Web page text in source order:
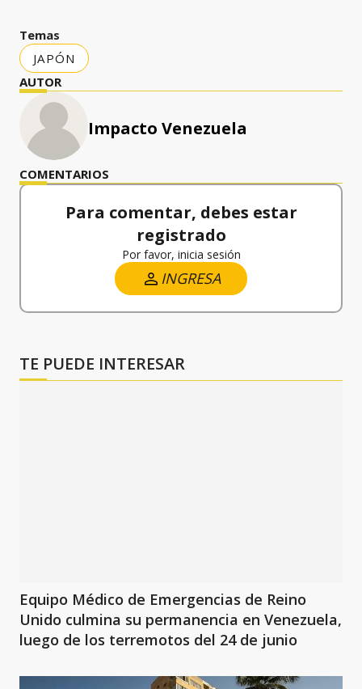
Temas
JAPÓN
AUTOR
Impacto Venezuela
COMENTARIOS
Para comentar, debes estar
registrado
Por favor, inicia sesión
INGRESA
TE PUEDE INTERESAR
Equipo Médico de Emergencias de Reino
Unido culmina su permanencia en Venezuela,
luego de los terremotos del 24 de junio